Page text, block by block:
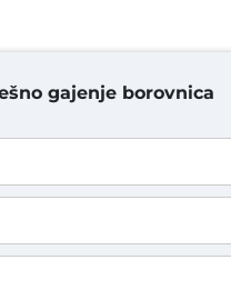
gajenje borovnica